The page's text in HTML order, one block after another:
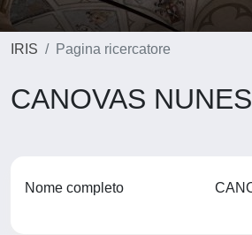
IRIS Pagina ricercatore
CANOVAS
Nome completo